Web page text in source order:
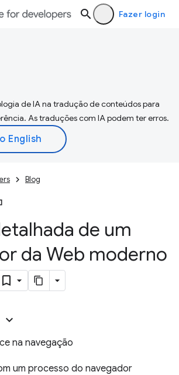
Fazer login
de IA na tradução de conteúdos para
As traduções com IA podem ter erros.
Blog
de um
da Web moderno
na navegação
um processo do navegador